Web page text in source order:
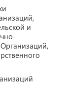
и
Организаций,